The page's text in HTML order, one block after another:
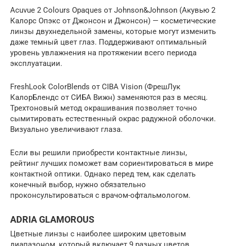
Acuvue 2 Colours Opaques от Johnson&Johnson (Акувью 2
Калорс Опэкс от Джонсон и Джонсон) — косметические
линзы двухнедельной замены, которые могут изменить
даже темный цвет глаз. Поддерживают оптимальный
уровень увлажнения на протяжении всего периода
эксплуатации.
FreshLook ColorBlends от CIBA Vision (ФрешЛук
КалорБлендс от СИБА Вижн) заменяются раз в месяц.
Трехтоновый метод окрашивания позволяет точно
сымитировать естественный окрас радужной оболочки.
Визуально увеличивают глаза.
Если вы решили приобрести контактные линзы,
рейтинг лучших поможет вам сориентироваться в мире
контактной оптики. Однако перед тем, как сделать
конечный выбор, нужно обязательно
проконсультироваться с врачом-офтальмологом.
ADRIA GLAMOROUS
Цветные линзы с наиболее широким цветовым